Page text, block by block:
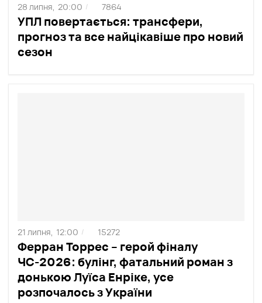
УПЛ повертається: трансфери,
прогноз та все найцікавіше про новий
сезон
28 липня, 20:00 / 7864
Ферран Торрес – герой фіналу
ЧС-2026: булінг, фатальний роман з
донькою Луїса Енріке, усе
розпочалось з України
21 липня, 12:00 / 15272